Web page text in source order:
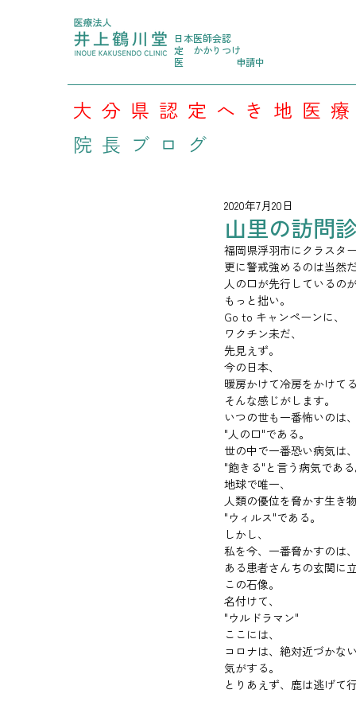
日本医師会認
定 かかりつけ
医
申請中
大分県認定へき地医
院長ブログ
山里の訪問
2020年7月20日
福岡県浮羽市にクラスタ
更に警戒強めるのは当然
人の口が先行しているの
もっと拙い。
Go to キャンペーンに、
ワクチン未だ、
先見えず。
今の日本、
暖房かけて冷房をかけて
そんな感じがします。
いつの世も一番怖いのは
"人の口"である。
世の中で一番恐い病気は
"飽きる"と言う病気であ
地球で唯一、
人類の優位を脅かす生き
"ウィルス"である。
しかし、
私を今、一番脅かすのは
ある患者さんちの玄関に
この石像。
名付けて、
"ウルドラマン"
ここには、
コロナは、絶対近づかな
気がする。
とりあえず、鹿は逃げて